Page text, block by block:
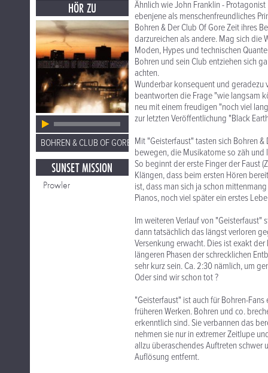
HÖR ZU
BOHREN & CLUB OF GORE
SUNSET MISSION
Prowler
Ähnlich wie John Franklin -
ebenjene als menschenfreundliches
Bohren & Der Club Of Gore Zeit ihres
darzureichen als andere. Mag sich die
Moden, Hypes und technischen
Bohren und sein Club entziehen sich
achten.
Wunderbar konsequent und geradezu
beantworten die Frage "wie langsam
neu mit einem freudigen "noch viel
zur letzten Veröffentlichung "Black
Mit "Geisterfaust" tasten sich Bohren
bewegen, die Musikatome so zäh
So beginnt der erste Finger der Faust
Klängen, dass beim ersten Hören
ist, dass man sich ja schon
Pianos, noch viel später ein erstes
Im weiteren Verlauf von "Geisterfaust"
dann tatsächlich das längst verloren
Versenkung erwacht. Dies ist exakt
längeren Phasen der schrecklichen
sehr kurz sein. Ca. 2:30 nämlich, um
Oder sind wir schon tot ?
"Geisterfaust" ist auch für Bohren-
früheren Werken. Bohren und co.
erkenntlich sind. Sie verbannen das
nehmen sie nur in extremer Zeitlupe
allzu überaschendes Auftreten
Auflösung entfernt.